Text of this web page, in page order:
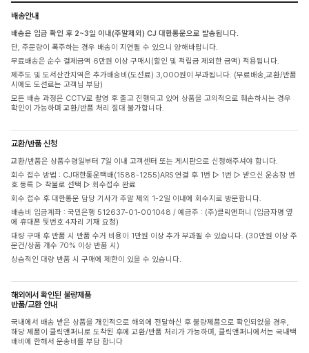
배송안내
배송은 입금 확인 후 2~3일 이내(주말제외) CJ 대한통운으로 발송됩니다.
단, 주문량이 폭주하는 경우 배송이 지연될 수 있으니 양해바랍니다.
무료배송은 순수 결제금액 6만원 이상 구매시(할인 및 적립금 제외한 금액) 적용됩니다.
제주도 및 도서산간지역은 추가배송비(도선료) 3,000원이 부과됩니다. (무료배송,교환/반품
시에도 도선료는 고객님 부담)
모든 배송 과정은 CCTV로 촬영 후 출고 진행되고 있어 상품을 고의적으로 훼손하시는 경우
확인이 가능하며 교환/반품 처리 절대 불가합니다.
교환/반품 신청
교환/반품은 상품수령일부터 7일 이내 고객센터 또는 게시판으로 신청해주셔야 합니다.
회수 접수 방법 : CJ대한통운택배(1588-1255)ARS 연결 후 1번 ▷ 1번 ▷ 받으신 운송장 번
호 등록 ▷ 착불로 선택 ▷ 회수접수 완료
회수 접수 후 대한통운 담당 기사가 주말 제외 1-2일 이내에 회수지로 방문합니다.
배송비 입금계좌 : 국민은행 512637-01-001048 / 예금주 : (주)클릭앤퍼니 (입금자명 옆
에 휴대폰 뒷번호 4자리 기재 요청)
대량 구매 후 반품 시 반품 수거 비용이 1만원 이상 추가 부과될 수 있습니다. (30만원 이상 주
문건/상품 개수 70% 이상 반품 시)
상습적인 대량 반품 시 구매에 제한이 있을 수 있습니다.
해외에서 확인된 불량제품
반품/교환 안내
국내에서 배송 받은 상품을 개인적으로 해외에 전달하신 후 불량제품으로 확인되었을 경우,
해당 제품이 클릭앤퍼니로 도착된 후에 교환/반품 처리가 가능하며, 클릭앤퍼니에서는 국내택
배비에 한해서 운송비를 부담 합니다